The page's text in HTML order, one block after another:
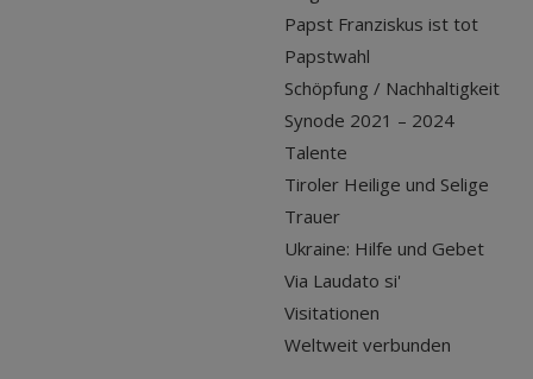
Papst Franziskus ist tot
Papstwahl
Schöpfung / Nachhaltigkeit
Synode 2021 – 2024
Talente
Tiroler Heilige und Selige
Trauer
Ukraine: Hilfe und Gebet
Via Laudato si'
Visitationen
Weltweit verbunden